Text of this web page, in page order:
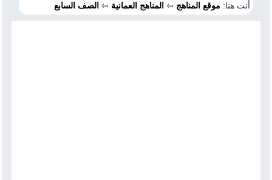
أنت هنا: موقع المناهج ⇦ المناهج العمانية ⇦ الصف السابع